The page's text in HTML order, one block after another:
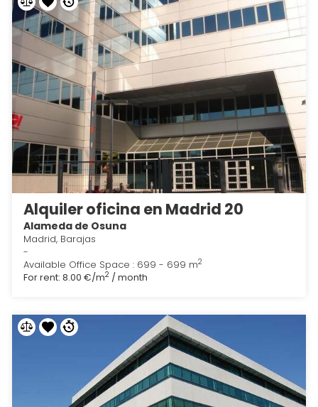
Alquiler oficina en Madrid 20
Alameda de Osuna
Madrid, Barajas
-
Available Office Space : 699 - 699 m2
For rent: 8.00 €/m2 / month